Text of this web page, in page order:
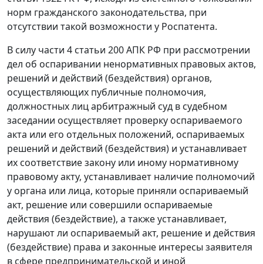
норм гражданского законодательства, при
отсутствии такой возможности у Роспатента.
В силу части 4 статьи 200 АПК РФ при рассмотрении
дел об оспаривании ненормативных правовых актов,
решений и действий (бездействия) органов,
осуществляющих публичные полномочия,
должностных лиц арбитражный суд в судебном
заседании осуществляет проверку оспариваемого
акта или его отдельных положений, оспариваемых
решений и действий (бездействия) и устанавливает
их соответствие закону или иному нормативному
правовому акту, устанавливает наличие полномочий
у органа или лица, которые приняли оспариваемый
акт, решение или совершили оспариваемые
действия (бездействие), а также устанавливает,
нарушают ли оспариваемый акт, решение и действия
(бездействие) права и законные интересы заявителя
в сфере предпринимательской и иной